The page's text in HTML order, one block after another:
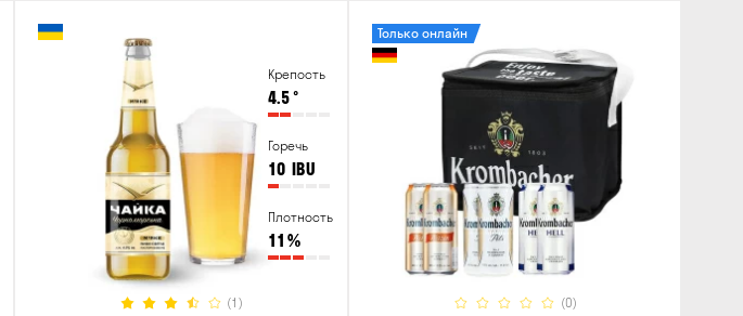
Крепость
4.5°
Горечь
10 IBU
Плотность
11 %
(1) (0)
Только онлайн